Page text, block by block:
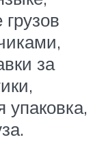
за
упаковка,